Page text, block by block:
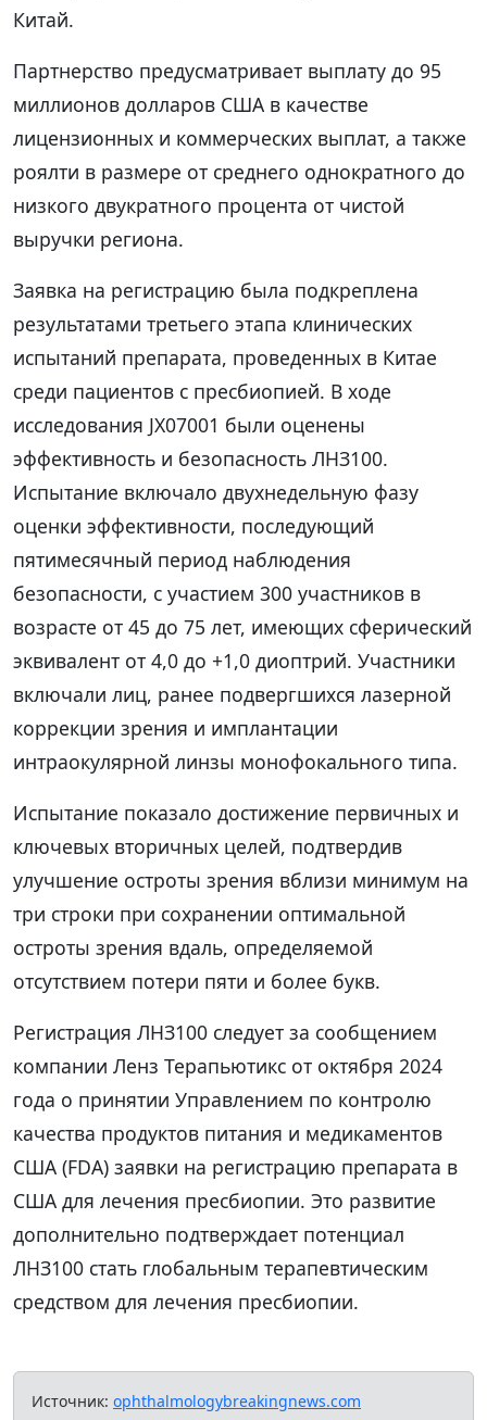
Китай.
Партнерство предусматривает выплату до 95
миллионов долларов США в качестве
лицензионных и коммерческих выплат, а также
роялти в размере от среднего однократного до
низкого двукратного процента от чистой
выручки региона.
Заявка на регистрацию была подкреплена
результатами третьего этапа клинических
испытаний препарата, проведенных в Китае
среди пациентов с пресбиопией. В ходе
исследования JX07001 были оценены
эффективность и безопасность ЛНЗ100.
Испытание включало двухнедельную фазу
оценки эффективности, последующий
пятимесячный период наблюдения
безопасности, с участием 300 участников в
возрасте от 45 до 75 лет, имеющих сферический
эквивалент от 4,0 до +1,0 диоптрий. Участники
включали лиц, ранее подвергшихся лазерной
коррекции зрения и имплантации
интраокулярной линзы монофокального типа.
Испытание показало достижение первичных и
ключевых вторичных целей, подтвердив
улучшение остроты зрения вблизи минимум на
три строки при сохранении оптимальной
остроты зрения вдаль, определяемой
отсутствием потери пяти и более букв.
Регистрация ЛНЗ100 следует за сообщением
компании Ленз Терапьютикс от октября 2024
года о принятии Управлением по контролю
качества продуктов питания и медикаментов
США (FDA) заявки на регистрацию препарата в
США для лечения пресбиопии. Это развитие
дополнительно подтверждает потенциал
ЛНЗ100 стать глобальным терапевтическим
средством для лечения пресбиопии.
Источник: ophthalmologybreakingnews.com